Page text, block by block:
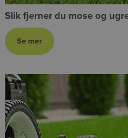
Slik fjerner du mose og